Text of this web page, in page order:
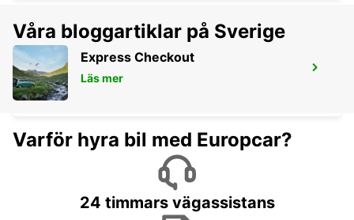
ERFURT
ERFURT - GERMANY
Våra bloggartiklar på Sverige
Express Checkout
Läs mer
Varför hyra bil med Europcar?
24 timmars vägassistans